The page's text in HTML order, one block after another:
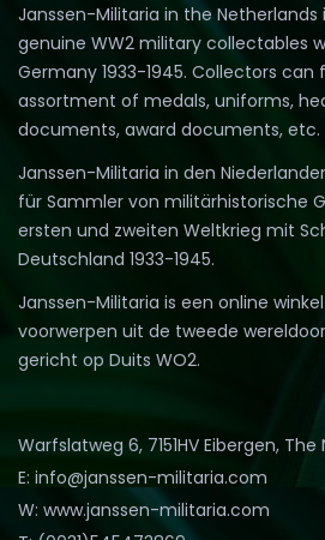
Janssen-Militaria in the Netherlands
genuine WW2 military collectables
Germany 1933-1945. Collectors can
assortment of medals, uniforms,
documents, award documents, etc.
Janssen-Militaria in den
für Sammler von militärhistorische
ersten und zweiten Weltkrieg mit
Deutschland 1933-1945.
Janssen-Militaria is een online
voorwerpen uit de tweede
gericht op Duits WO2.
Warfslatweg 6, 7151HV Eibergen,
E: info@janssen-militaria.com
W: www.janssen-militaria.com